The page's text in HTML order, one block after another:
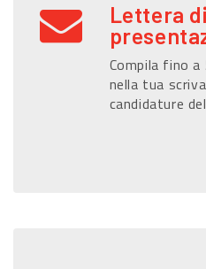
Lettera di
Compila fino
nella tua
candidature